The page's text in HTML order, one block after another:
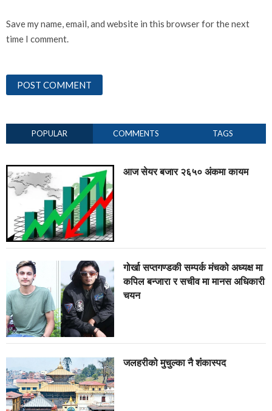
Save my name, email, and website in this browser for the next
time I comment.
POPULAR COMMENTS TAGS
आज सेयर बजार २६५० अंकमा कायम
गोर्खा सप्तगण्डकी सम्पर्क मंचको अध्यक्ष मा
कपिल बन्जारा र सचीव मा मानस अधिकारी
चयन
जलहरीको मुचुल्का नै शंंकास्पद